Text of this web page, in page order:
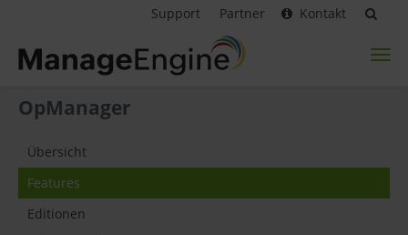
Support Partner Kontakt
OpManager
Übersicht
Features
Editionen